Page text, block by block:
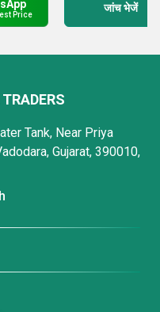
Price
जांच भेजें
Tank, Near Priya
Gujarat, 390010,